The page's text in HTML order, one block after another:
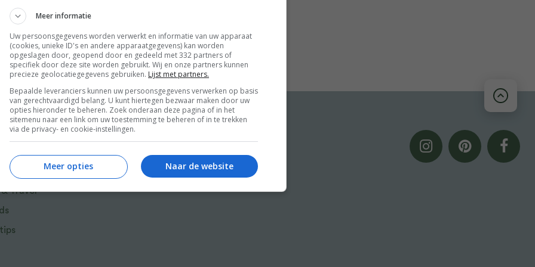
perfecte Chinese feestmaal op tafel te
van Food and Friends
& Travel
Meer informatie
Uw persoonsgegevens worden verwerkt en informatie van uw apparaat
(cookies, unieke ID's en andere apparaatgegevens) kan worden
opgeslagen door, geopend door en gedeeld met 332 partners of
specifiek door deze site worden gebruikt. Wij en onze partners kunnen
precieze geolocatiegegevens gebruiken. Lijst met partners.
Bepaalde leveranciers kunnen uw persoonsgegevens verwerken op basis
van gerechtvaardigd belang. U kunt hiertegen bezwaar maken door uw
opties hieronder te beheren. Zoek onderaan deze pagina of in het
sitemenu naar een link om uw toestemming te beheren of in te trekken
via de privacy- en cookie-instellingen.
Naar de website
Meer opties